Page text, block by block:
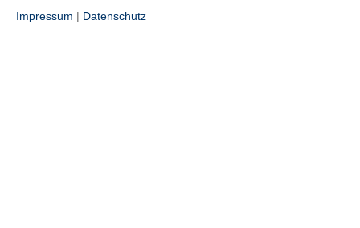
Impressum | Datenschutz